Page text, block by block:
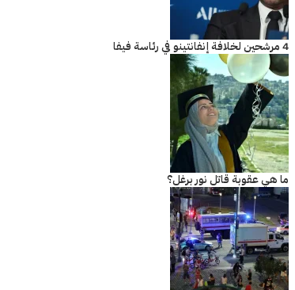
4 مرشحين لخلافة إنفانتينو في رئاسة فيفا
ما هي عقوبة قاتل نور برغل؟